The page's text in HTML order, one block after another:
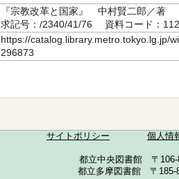
『宗教改革と国家』 中村賢二郎／
求記号：/2340/41/76 資料コード：
https://catalog.library.metro.tokyo.lg.jp/
296873
サイトポリシー 個人情
都立中央図書館 〒
都立多摩図書館 〒185-